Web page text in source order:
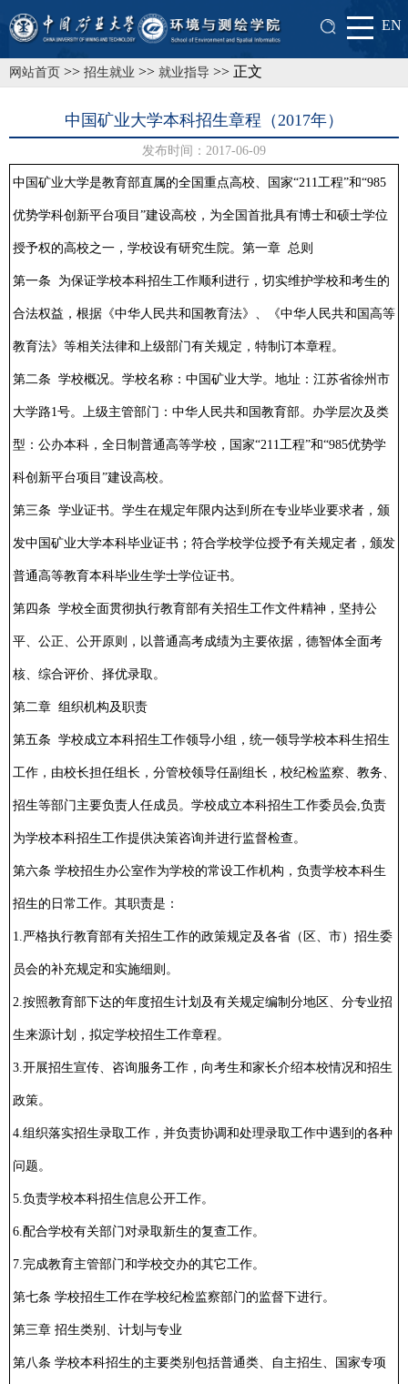
EN
网站首页 >> 招生就业 >> 就业指导 >> 正文
中国矿业大学本科招生章程（2017年）
发布时间：2017-06-09
中国矿业大学是教育部直属的全国重点高校、国家“211工程”和“985
优势学科创新平台项目”建设高校，为全国首批具有博士和硕士学位
授予权的高校之一，学校设有研究生院。 第一章 总则
第一条 为保证学校本科招生工作顺利进行，切实维护学校和考生的
合法权益，根据《中华人民共和国教育法》、《中华人民共和国高等
教育法》等相关法律和上级部门有关规定，特制订本章程。
第二条 学校概况。学校名称：中国矿业大学。地址：江苏省徐州市
大学路1号。上级主管部门：中华人民共和国教育部。办学层次及类
型：公办本科，全日制普通高等学校，国家“211工程”和“985优势学
科创新平台项目”建设高校。
第三条 学业证书。学生在规定年限内达到所在专业毕业要求者，颁
发中国矿业大学本科毕业证书；符合学校学位授予有关规定者，颁发
普通高等教育本科毕业生学士学位证书。
第四条 学校全面贯彻执行教育部有关招生工作文件精神，坚持公
平、公正、公开原则，以普通高考成绩为主要依据，德智体全面考
核、综合评价、择优录取。
第二章 组织机构及职责
第五条 学校成立本科招生工作领导小组，统一领导学校本科生招生
工作，由校长担任组长，分管校领导任副组长，校纪检监察、教务、
招生等部门主要负责人任成员。学校成立本科招生工作委员会,负责
为学校本科招生工作提供决策咨询并进行监督检查。
第六条 学校招生办公室作为学校的常设工作机构，负责学校本科生
招生的日常工作。其职责是：
1.严格执行教育部有关招生工作的政策规定及各省（区、市）招生委
员会的补充规定和实施细则。
2.按照教育部下达的年度招生计划及有关规定编制分地区、分专业招
生来源计划，拟定学校招生工作章程。
3.开展招生宣传、咨询服务工作，向考生和家长介绍本校情况和招生
政策。
4.组织落实招生录取工作，并负责协调和处理录取工作中遇到的各种
问题。
5.负责学校本科招生信息公开工作。
6.配合学校有关部门对录取新生的复查工作。
7.完成教育主管部门和学校交办的其它工作。
第七条 学校招生工作在学校纪检监察部门的监督下进行。
第三章 招生类别、计划与专业
第八条 学校本科招生的主要类别包括普通类、自主招生、国家专项